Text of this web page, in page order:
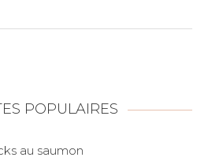
POPULAIRES
au saumon